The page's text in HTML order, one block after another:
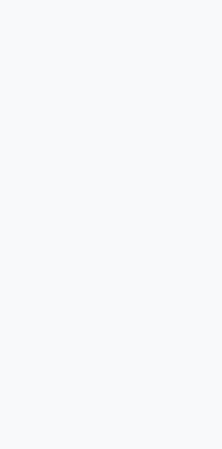
CoinMarketCap Priority
スは、検証の所要時間に
ック解決を提供します。
ビスを活用することで、
たすことが保証され、成
上場後、次は何
CoinMarketCapでトーク
の投資家とトレーダーを
モートすることが次のス